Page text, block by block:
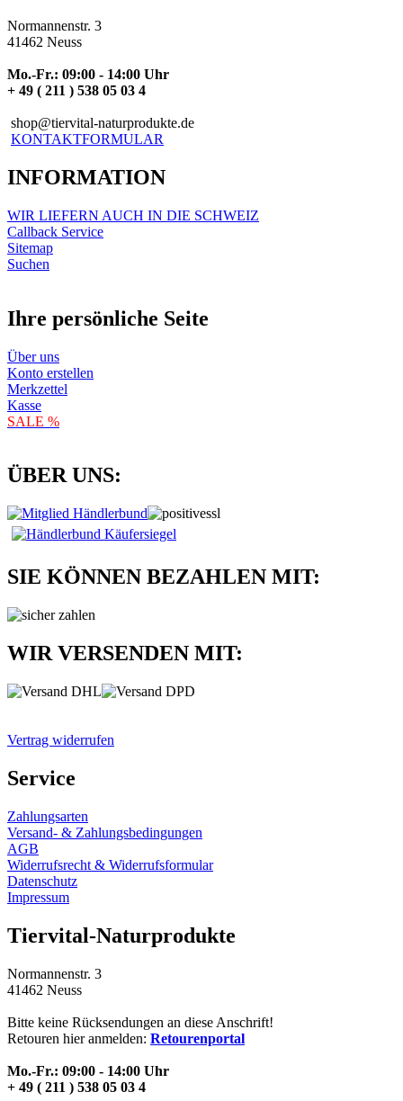
Normannenstr. 3
41462 Neuss
Mo.-Fr.: 09:00 - 14:00 Uhr
+ 49 ( 211 ) 538 05 03 4
shop@tiervital-naturprodukte.de
KONTAKTFORMULAR
INFORMATION
WIR LIEFERN AUCH IN DIE SCHWEIZ
Callback Service
Sitemap
Suchen
Ihre persönliche Seite
Über uns
Konto erstellen
Merkzettel
Kasse
SALE %
ÜBER UNS:
SIE KÖNNEN BEZAHLEN MIT:
WIR VERSENDEN MIT:
Vertrag widerrufen
Service
Zahlungsarten
Versand- & Zahlungsbedingungen
AGB
Widerrufsrecht & Widerrufsformular
Datenschutz
Impressum
Tiervital-Naturprodukte
Normannenstr. 3
41462 Neuss
Bitte keine Rücksendungen an diese Anschrift!
Retouren hier anmelden: Retourenportal
Mo.-Fr.: 09:00 - 14:00 Uhr
+ 49 ( 211 ) 538 05 03 4